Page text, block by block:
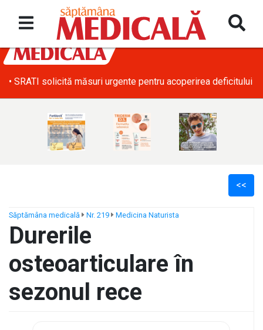
• SRATI solicită măsuri urgente pentru acoperirea deficitului
<<
Săptămâna medicală Nr. 219 Medicina Naturista
Durerile
osteoarticulare în
sezonul rece